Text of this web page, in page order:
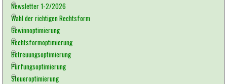
Newsletter 1-2/2026
Wahl der richtigen Rechtsform
Gewinnoptimierung
Rechtsformoptimierung
Betreuungsoptimierung
Pürfungsoptimierung
Steueroptimierung